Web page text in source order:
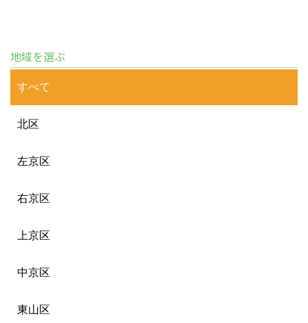
地域を選ぶ
すべて
北区
左京区
右京区
上京区
中京区
東山区